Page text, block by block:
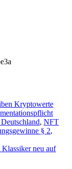
Kryptowerte
, NFT
§ 2,
neu auf